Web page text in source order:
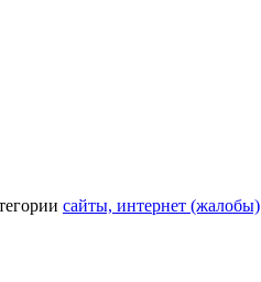
сайты, интернет (жалобы)